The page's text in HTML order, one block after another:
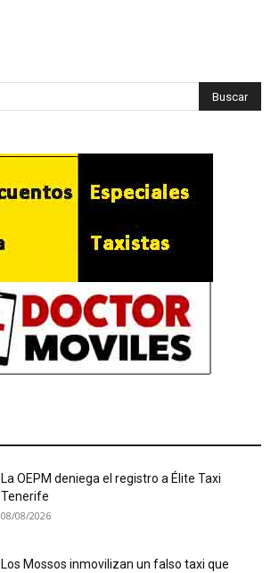
La OEPM deniega el registro a Élite Taxi
Tenerife
08/08/2026
Los Mossos inmovilizan un falso taxi que